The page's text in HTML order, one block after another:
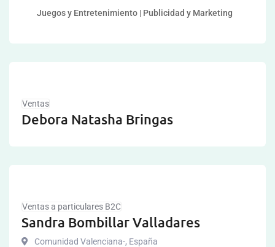
Juegos y Entretenimiento | Publicidad y Marketing
Ventas
Debora Natasha Bringas
Ventas a particulares B2C
Sandra Bombillar Valladares
Comunidad Valenciana-, España